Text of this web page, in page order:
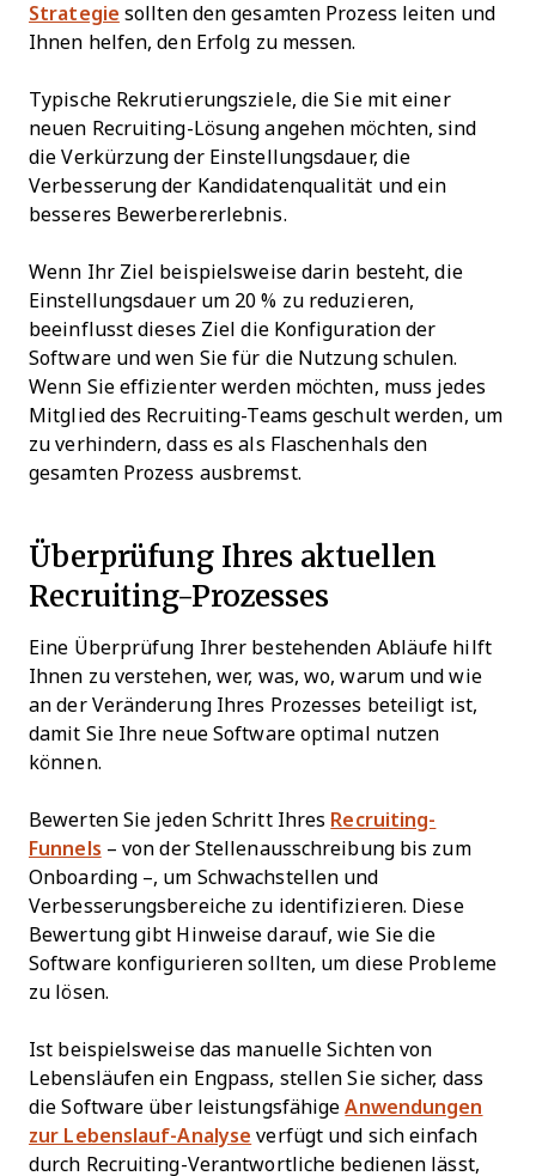
Strategie sollten den gesamten Prozess leiten und
Ihnen helfen, den Erfolg zu messen.
Typische Rekrutierungsziele, die Sie mit einer
neuen Recruiting-Lösung angehen möchten, sind
die Verkürzung der Einstellungsdauer, die
Verbesserung der Kandidatenqualität und ein
besseres Bewerbererlebnis.
Wenn Ihr Ziel beispielsweise darin besteht, die
Einstellungsdauer um 20 % zu reduzieren,
beeinflusst dieses Ziel die Konfiguration der
Software und wen Sie für die Nutzung schulen.
Wenn Sie effizienter werden möchten, muss jedes
Mitglied des Recruiting-Teams geschult werden, um
zu verhindern, dass es als Flaschenhals den
gesamten Prozess ausbremst.
Überprüfung Ihres aktuellen
Recruiting-Prozesses
Eine Überprüfung Ihrer bestehenden Abläufe hilft
Ihnen zu verstehen, wer, was, wo, warum und wie
an der Veränderung Ihres Prozesses beteiligt ist,
damit Sie Ihre neue Software optimal nutzen
können.
Bewerten Sie jeden Schritt Ihres Recruiting-
Funnels – von der Stellenausschreibung bis zum
Onboarding –, um Schwachstellen und
Verbesserungsbereiche zu identifizieren. Diese
Bewertung gibt Hinweise darauf, wie Sie die
Software konfigurieren sollten, um diese Probleme
zu lösen.
Ist beispielsweise das manuelle Sichten von
Lebensläufen ein Engpass, stellen Sie sicher, dass
die Software über leistungsfähigeAnwendungen
zur Lebenslauf-Analyse verfügt und sich einfach
durch Recruiting-Verantwortliche bedienen lässt,